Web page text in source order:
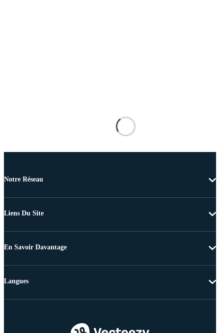
Notre Réseau
Liens Du Site
En Savoir Davantage
Langues